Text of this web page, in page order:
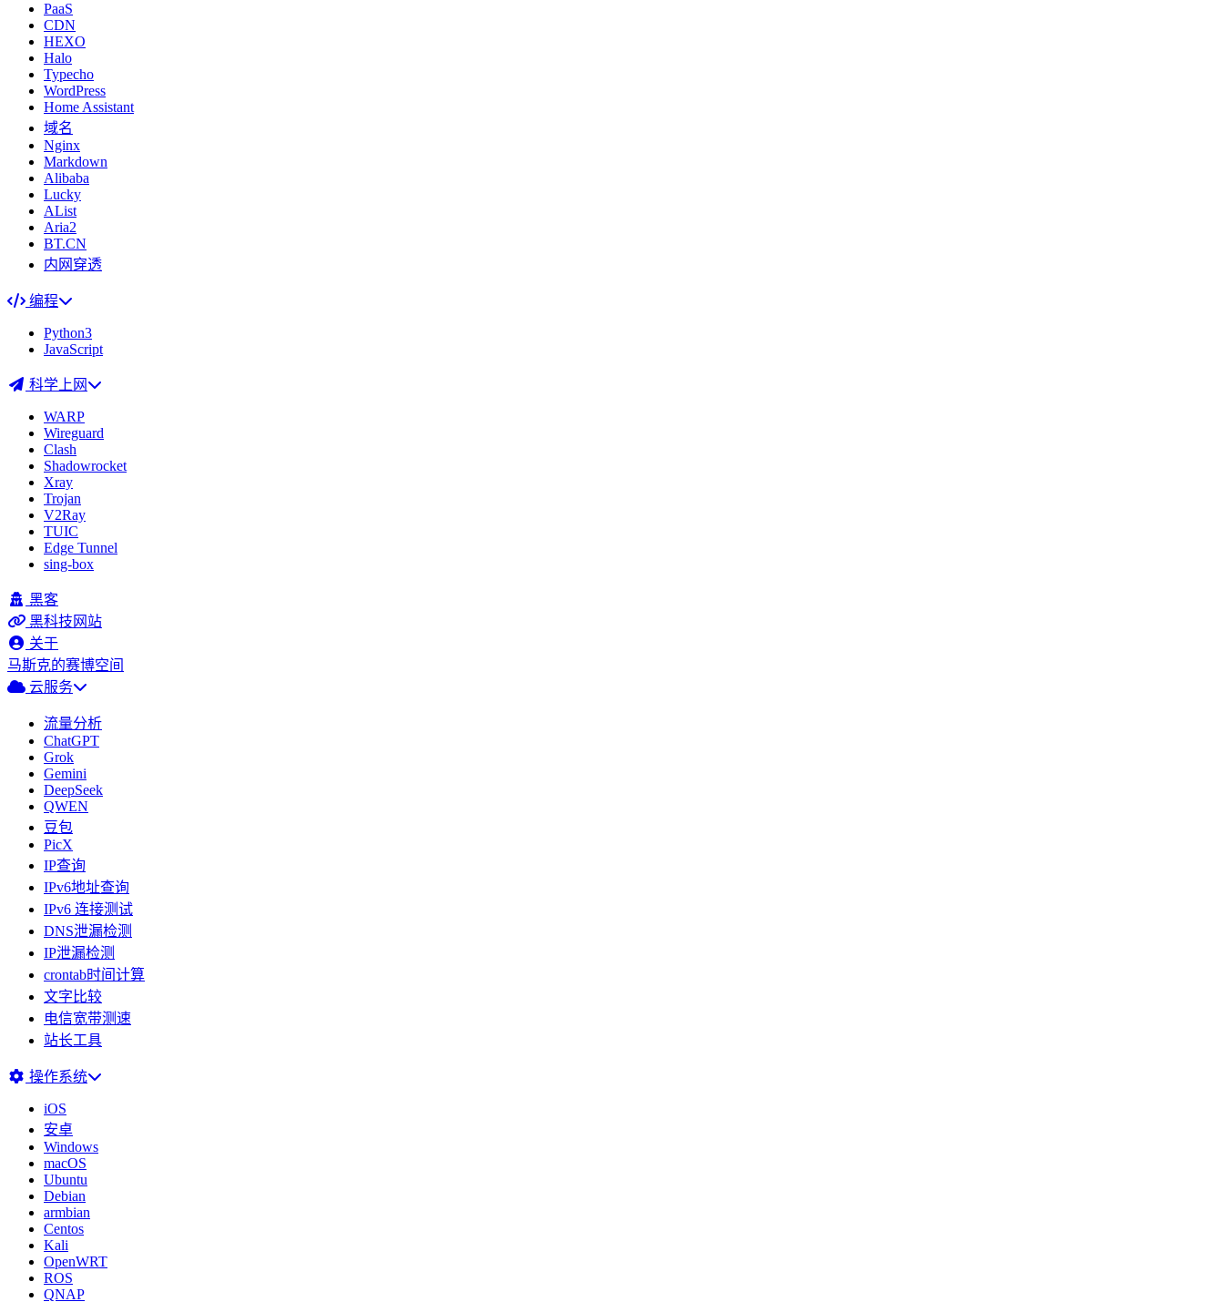
PaaS
CDN
HEXO
Halo
Typecho
WordPress
Home Assistant
域名
Nginx
Markdown
Alibaba
Lucky
AList
Aria2
BT.CN
内网穿透
编程
Python3
JavaScript
科学上网
WARP
Wireguard
Clash
Shadowrocket
Xray
Trojan
V2Ray
TUIC
Edge Tunnel
sing-box
黑客
黑科技网站
关于
马斯克的赛博空间
云服务
流量分析
ChatGPT
Grok
Gemini
DeepSeek
QWEN
豆包
PicX
IP查询
IPv6地址查询
IPv6 连接测试
DNS泄漏检测
IP泄漏检测
crontab时间计算
文字比较
电信宽带测速
站长工具
操作系统
iOS
安卓
Windows
macOS
Ubuntu
Debian
armbian
Centos
Kali
OpenWRT
ROS
QNAP